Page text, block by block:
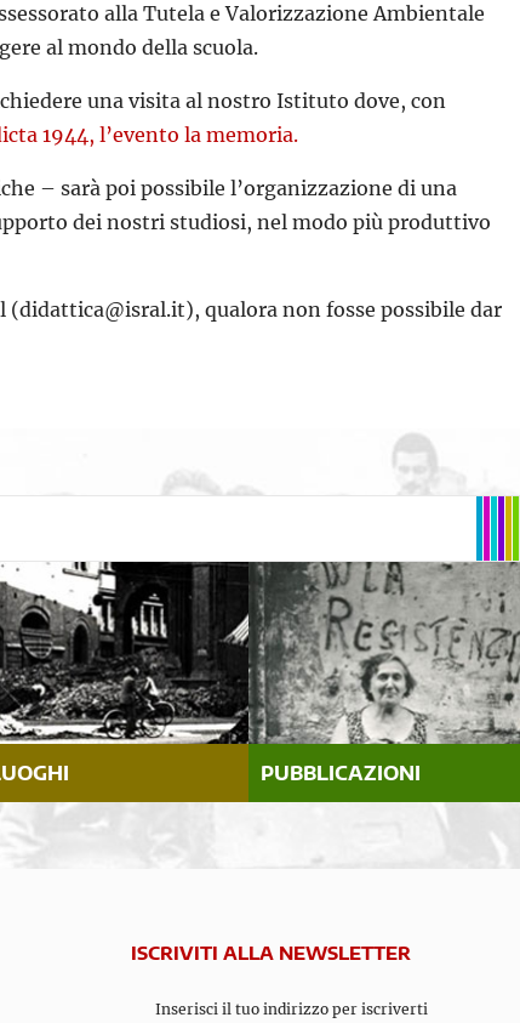
alla Tutela e Valorizzazione Ambientale
al mondo della scuola.
una visita al nostro Istituto dove, con
1944, l’evento la memoria.
– sarà poi possibile l’organizzazione di una
dei nostri studiosi, nel modo più produttivo
qualora non fosse possibile dar
PUBBLICAZIONI
ISCRIVITI ALLA NEWSLETTER
Inserisci il tuo indirizzo per iscriverti